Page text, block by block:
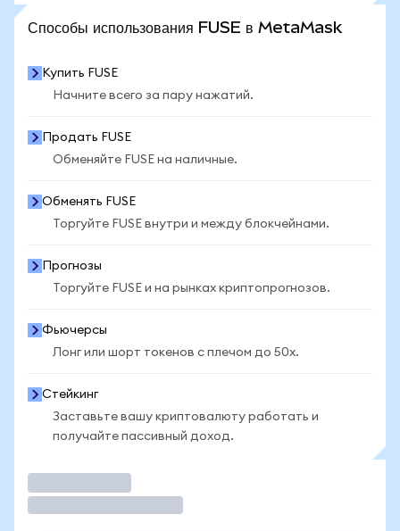
Способы использования FUSE в MetaMask
Купить FUSE
Начните всего за пару нажатий.
Продать FUSE
Обменяйте FUSE на наличные.
Обменять FUSE
Торгуйте FUSE внутри и между блокчейнами.
Прогнозы
Торгуйте FUSE и на рынках криптопрогнозов.
Фьючерсы
Лонг или шорт токенов с плечом до 50x.
Стейкинг
Заставьте вашу криптовалюту работать и
получайте пассивный доход.